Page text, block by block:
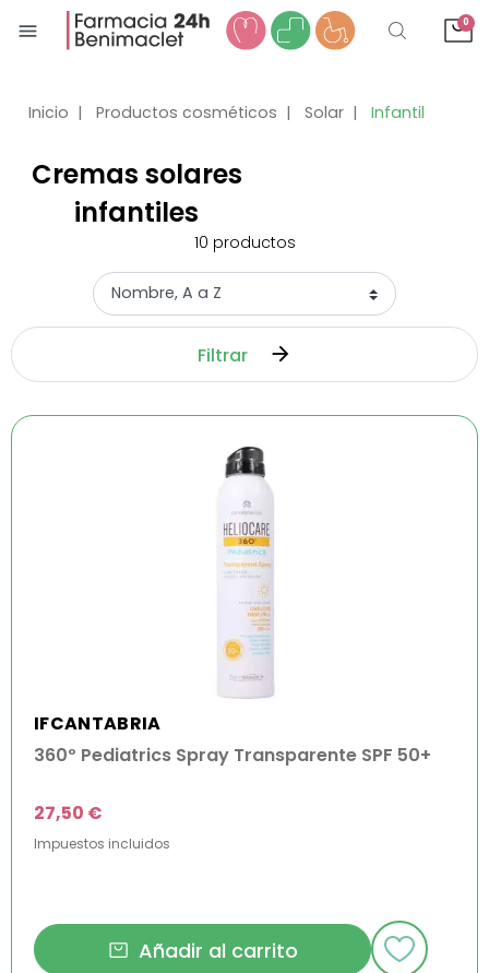
menu 0
Inicio Productos cosméticos Solar Infantil
Cremas solares
infantiles
10 productos
Filtrar
IFCANTABRIA
360º Pediatrics Spray Transparente SPF 50+
27,50 €
Impuestos incluidos
Añadir al carrito